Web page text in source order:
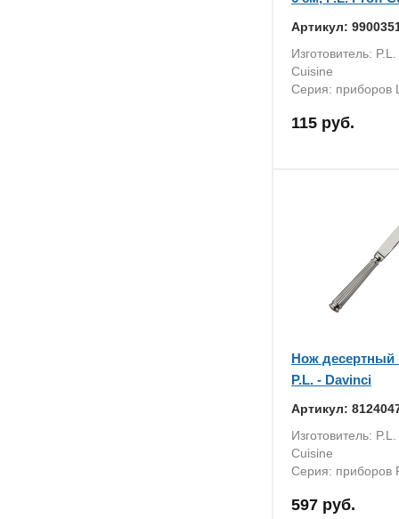
Артикул:
Изготовитель:
Cuisine
Серия: приборов
115 руб.
Нож десертный
P.L. - Davinci
Артикул:
Изготовитель:
Cuisine
Серия: приборов
597 руб.